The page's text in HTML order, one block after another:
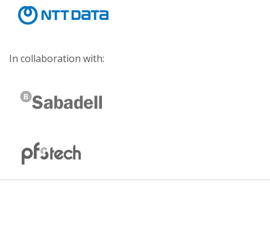
In collaboration with: